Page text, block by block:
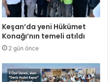
Keşan’da yeni Hükümet
Konağı’nın temeli atıldı
2 gün önce